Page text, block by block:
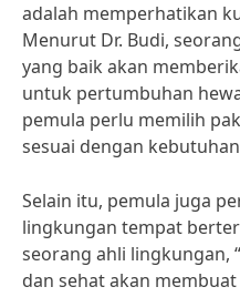
adalah memperhatikan
Menurut Dr. Budi,
yang baik akan
untuk pertumbuhan
pemula perlu memilih
sesuai dengan
Selain itu, pemula juga
lingkungan tempat
seorang ahli lingkungan,
dan sehat akan